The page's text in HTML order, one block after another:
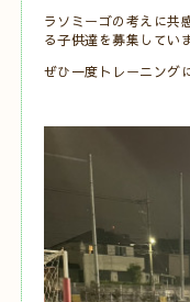
ラソミーゴの考えに共
る子供達を募集してい
ぜひ一度トレーニング